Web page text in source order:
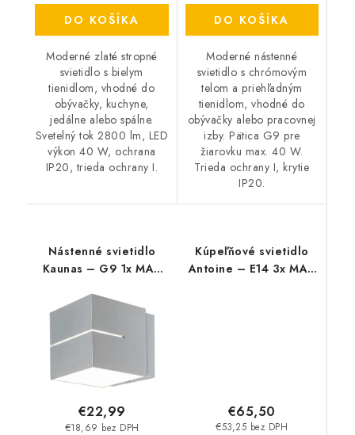
DO KOŠÍKA
Moderné zlaté stropné
svietidlo s bielym
tienidlom, vhodné do
obývačky, kuchyne,
jedálne alebo spálne.
Svetelný tok 2800 lm, LED
výkon 40 W, ochrana
IP20, trieda ochrany I.
DO KOŠÍKA
Moderné nástenné
svietidlo s chrómovým
telom a priehľadným
tienidlom, vhodné do
obývačky alebo pracovnej
izby. Pätica G9 pre
žiarovku max. 40 W.
Trieda ochrany I, krytie
IP20.
Nástenné svietidlo
Kaunas – G9 1x MAX
€18,69 bez DPH
€22,99
Kúpeľňové svietidlo
Antoine – E14 3x MAX
€53,25 bez DPH
€65,50